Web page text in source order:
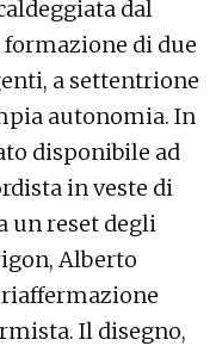
dal
formazione di due
a settentrione
autonomia. In
disponibile ad
in veste di
un reset degli
Alberto
riaffermazione
Il disegno,